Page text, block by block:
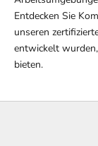
Entdecken Sie
unseren
entwickelt
bieten.